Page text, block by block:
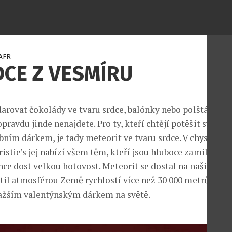
Z VESMÍRU
čokolády ve tvaru srdce, balónky nebo polštářky, ale
jinde nenajdete. Pro ty, kteří chtějí potěšit svou
dárkem, je tady meteorit ve tvaru srdce. V chystané
jej nabízí všem těm, kteří jsou hluboce zamilováni a
dost velkou hotovost. Meteorit se dostal na naši
atmosférou Země rychlostí více než 30 000 metrů za
valentýnským dárkem na světě.